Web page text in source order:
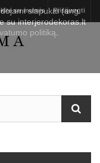
Prisijungti
su mumis
slapukai (ang.
su interjerodekoras.lt
politiką